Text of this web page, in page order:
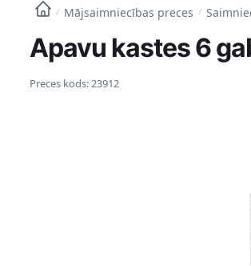
/ Mājsaimniecības preces /
Apavu kastes 6
Preces kods:23912